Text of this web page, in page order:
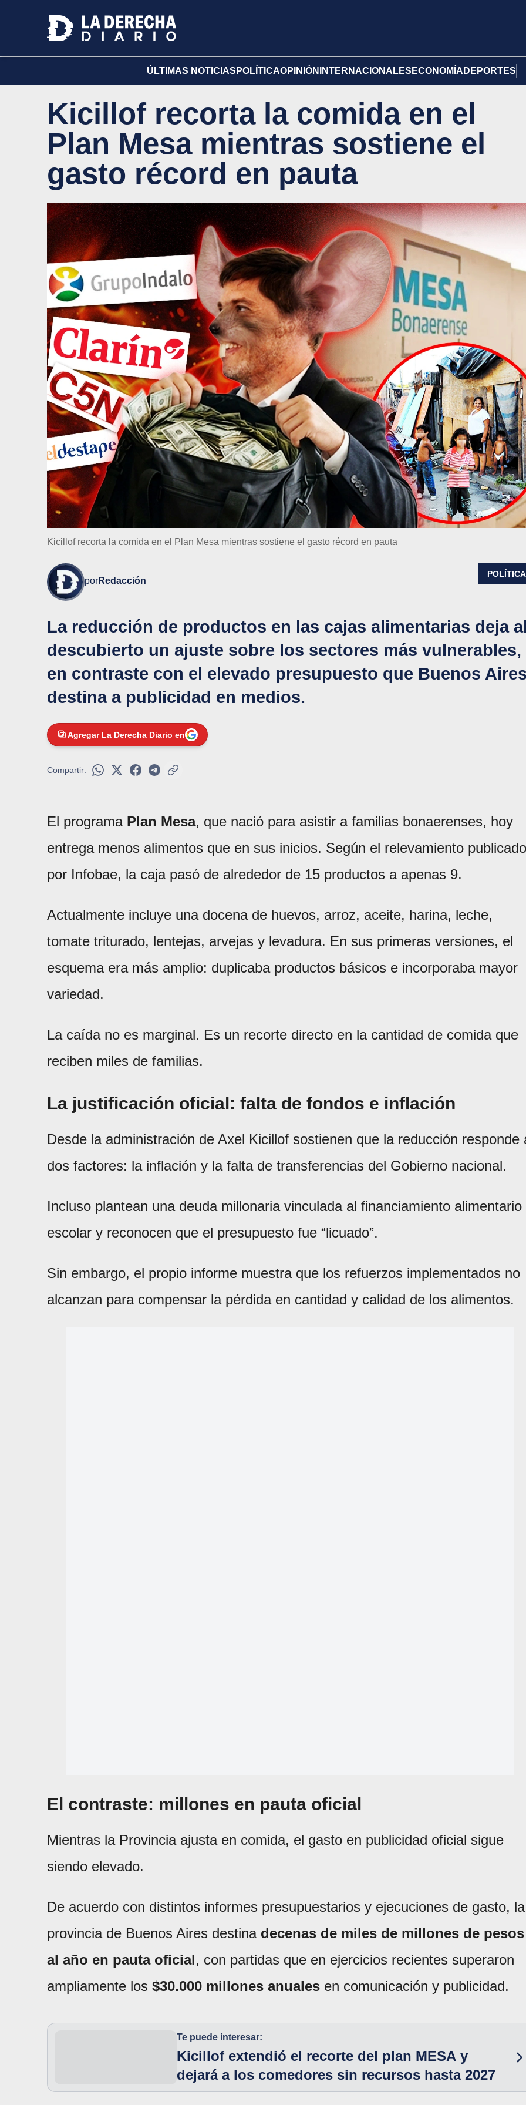
ÚLTIMAS NOTICIAS POLÍTICAOPINIÓN INTERNACIONALES ECONOMÍA DEPORTES
Kicillof recorta la comida en el
Plan Mesa mientras sostiene el
gasto récord en pauta
Kicillof recorta la comida en el Plan Mesa mientras sostiene el gasto récord en pauta
porRedacción
POLÍTICA
La reducción de productos en las cajas alimentarias deja
descubierto un ajuste sobre los sectores más vulnerables,
en contraste con el elevado presupuesto que Buenos
destina a publicidad en medios.
Agregar La Derecha Diario en
Compartir:
El programa Plan Mesa, que nació para asistir a familias bonaerenses, hoy
entrega menos alimentos que en sus inicios. Según el relevamiento publicado
por Infobae, la caja pasó de alrededor de 15 productos a apenas 9.
Actualmente incluye una docena de huevos, arroz, aceite, harina, leche,
tomate triturado, lentejas, arvejas y levadura. En sus primeras versiones, el
esquema era más amplio: duplicaba productos básicos e incorporaba mayor
variedad.
La caída no es marginal. Es un recorte directo en la cantidad de comida que
reciben miles de familias.
La justificación oficial: falta de fondos e inflación
Desde la administración de Axel Kicillof sostienen que la reducción responde
dos factores: la inflación y la falta de transferencias del Gobierno nacional.
Incluso plantean una deuda millonaria vinculada al financiamiento alimentario
escolar y reconocen que el presupuesto fue “licuado”.
Sin embargo, el propio informe muestra que los refuerzos implementados no
alcanzan para compensar la pérdida en cantidad y calidad de los alimentos.
El contraste: millones en pauta oficial
Mientras la Provincia ajusta en comida, el gasto en publicidad oficial sigue
siendo elevado.
De acuerdo con distintos informes presupuestarios y ejecuciones de gasto, la
provincia de Buenos Aires destina decenas de miles de millones de pesos
al año en pauta oficial, con partidas que en ejercicios recientes superaron
ampliamente los $30.000 millones anuales en comunicación y publicidad.
Te puede interesar:
Kicillof extendió el recorte del plan MESA y
dejará a los comedores sin recursos hasta 2027